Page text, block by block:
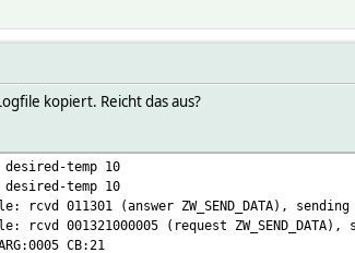
kWh
ZMNKIDx OnOff Thermostat 2
ProductID:005a SERIAL_API_GET_INIT_DATA
SUC
CtrlNodeIdHex:01
UNKNOWN_8 UNKNOWN_9
4.54
kopiert. Reicht das aus?
desired-temp 10
desired-temp 10
rcvd 011301 (answer ZW_SEND_DATA), sending
rcvd 001321000005 (request ZW_SEND_DATA),
CB:21